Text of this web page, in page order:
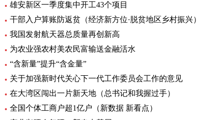
雄安新区一季度集中开工43个项目
干部入户算账防返贫（经济新方位·脱贫地区乡村振兴）
我国发射航天器总质量再创新高
为农业强农村美农民富输送金融活水
“含新量”提升“含金量”
关于加强新时代关心下一代工作委员会工作的意见
在大湾区闯出一片新天地（总书记和我握过手）
全国个体工商户超1亿户（新数据 新看点）